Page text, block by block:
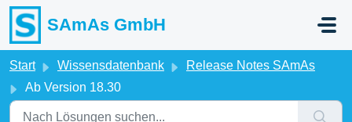
Zum hauptsächlichen Inhalt gehen
SAmAs GmbH
Start Wissensdatenbank
Release Notes SAmAs
Ab Version 18.30